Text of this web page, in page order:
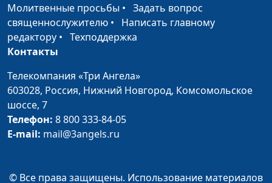
после смерти. Евангелие по
Иоанну 11:1-45
Кириченко
Исцеление слепорожденного.
Прощение женщины: иди и не
греши. Евангелие по Иоанну 8:2-
11
Ирина
#33
Значение Христа. Он хлеб жизни.
Молитвенные просьбы • Задать вопрос
священнослужителю • Написать главному
редактору • Техподдержка
Контакты
Телекомпания «Три Ангела»
603028, Россия, Нижний Новгород, Комсомольское
шоссе, 7
Телефон: 8 800 333-84-05
E-mail: mail@3angels.ru
© Все права защищены. Использование материалов